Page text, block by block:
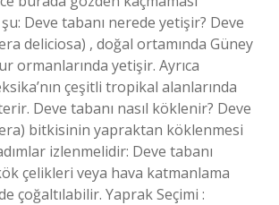
Deve tabanı nerede yetişir? Deve
deliciosa) , doğal ortamında Güney
ormanlarında yetişir. Ayrıca
çeşitli tropikal alanlarında
Deve tabanı nasıl köklenir? Deve
bitkisinin yapraktan köklenmesi
izlenmelidir: Deve tabanı
çelikleri veya hava katmanlama
çoğaltılabilir. Yaprak Seçimi :